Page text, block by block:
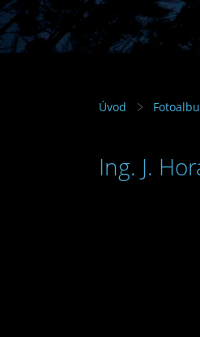
Úvod
Ing. J.